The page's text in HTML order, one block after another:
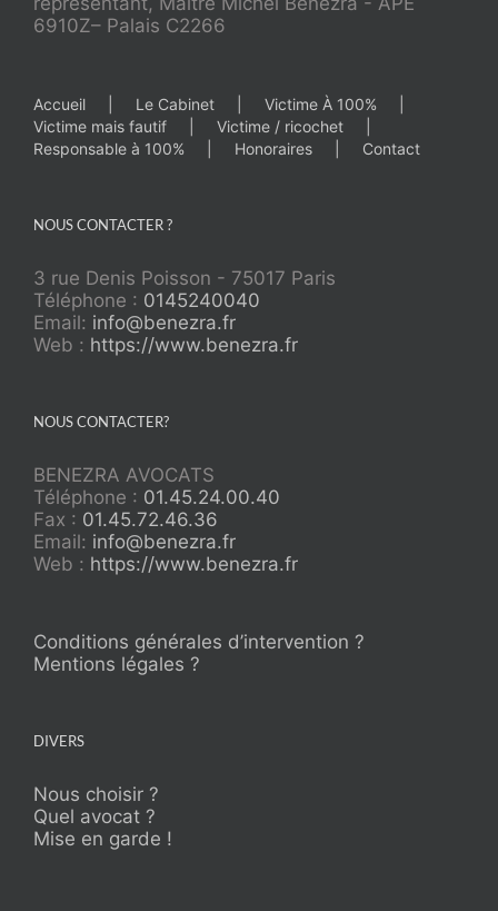
6910Z– Palais C2266
Accueil Le Cabinet
Victime À 100%
Victime mais fautif
Victime / ricochet
Responsable à 100%
Honoraires Contact
NOUS CONTACTER ?
3 rue Denis Poisson - 75017 Paris
Téléphone : 0145240040
Email: info@benezra.fr
Web : https://www.benezra.fr
NOUS CONTACTER?
BENEZRA AVOCATS
Téléphone : 01.45.24.00.40
Fax : 01.45.72.46.36
Email: info@benezra.fr
Web : https://www.benezra.fr
Conditions générales d’intervention ?
Mentions légales ?
DIVERS
Nous choisir ?
Quel avocat ?
Mise en garde !